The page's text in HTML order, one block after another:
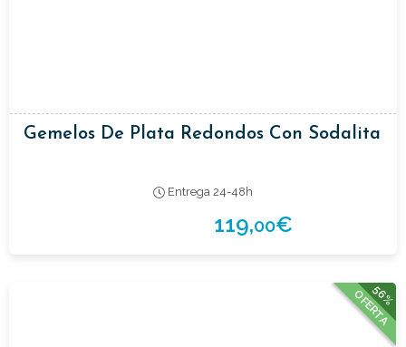
Gemelos De Plata Redondos Con Sodalita
Entrega 24-48h
119,00€
56%
OFERTA